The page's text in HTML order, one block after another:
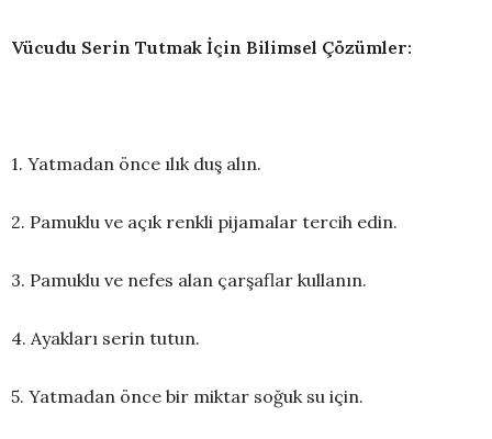
Vücudu Serin Tutmak İçin Bilimsel Çözümler:
1. Yatmadan önce ılık duş alın.
2. Pamuklu ve açık renkli pijamalar tercih edin.
3. Pamuklu ve nefes alan çarşaflar kullanın.
4. Ayakları serin tutun.
5. Yatmadan önce bir miktar soğuk su için.